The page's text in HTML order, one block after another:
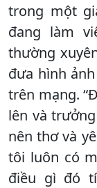
trong một
đang làm
thường
đưa hình
trên mạng.
lên và
nên thơ và
tôi luôn có
điều gì đó